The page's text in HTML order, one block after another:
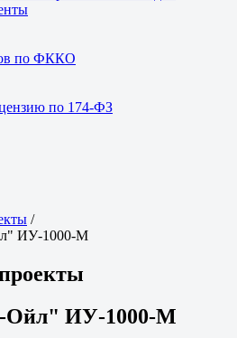
по ФККО
по 174-ФЗ
/
ИУ-1000-М
ИУ-1000-М